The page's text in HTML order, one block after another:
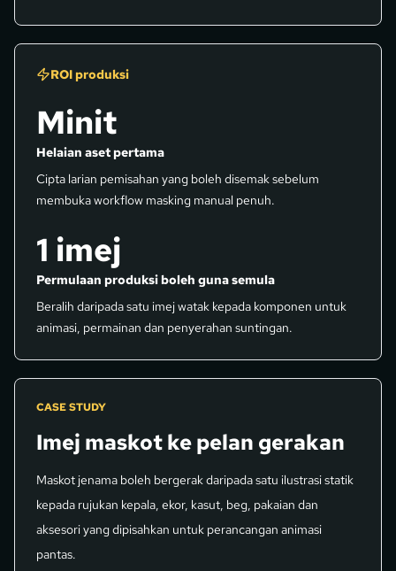
ROI produksi
Minit
Helaian aset pertama
Cipta larian pemisahan yang boleh disemak sebelum
membuka workflow masking manual penuh.
1 imej
Permulaan produksi boleh guna semula
Beralih daripada satu imej watak kepada komponen untuk
animasi, permainan dan penyerahan suntingan.
CASE STUDY
Imej maskot ke pelan gerakan
Maskot jenama boleh bergerak daripada satu ilustrasi statik
kepada rujukan kepala, ekor, kasut, beg, pakaian dan
aksesori yang dipisahkan untuk perancangan animasi
pantas.